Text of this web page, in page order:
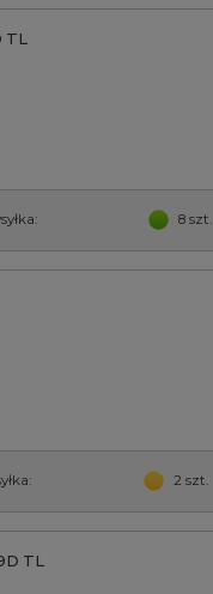
8 szt.
2 szt.
TL